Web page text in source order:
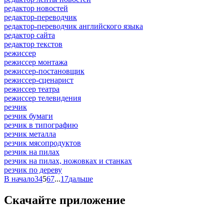
редактор новостей
редактор-переводчик
редактор-переводчик английского языка
редактор сайта
редактор текстов
режиссер
режиссер монтажа
режиссер-постановщик
режиссер-сценарист
режиссер театра
режиссер телевидения
резчик
резчик бумаги
резчик в типографию
резчик металла
резчик мясопродуктов
резчик на пилах
резчик на пилах, ножовках и станках
резчик по дереву
В начало34567...17дальше
Скачайте приложение